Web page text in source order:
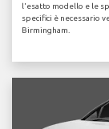
l'esatto modello e le
specifici è necessario
Birmingham.